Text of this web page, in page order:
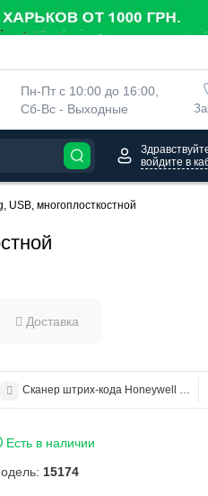
Пн-Пт с 10:00 до 16:00,
Сб-Вс - Выходные
войдите в
многоплосткостной
Доставка
Сканер штрих-кода Honeywell
Есть в наличии
15174